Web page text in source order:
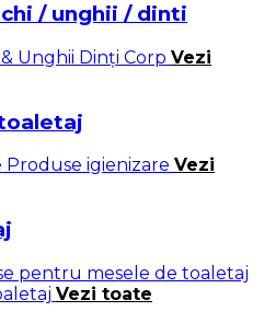
/ unghii / dinti
Unghii Dinți Corp Vezi
Produse igienizare Vezi
pentru mesele de toaletaj
Vezi toate